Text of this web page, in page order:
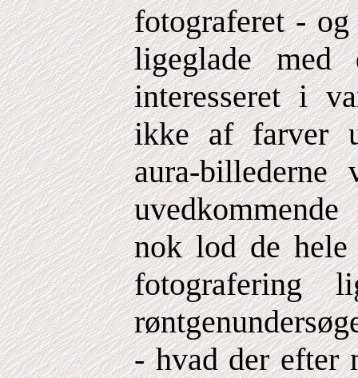
fotograferet -
ligeglade
interesseret i
ikke af farver
aura-
nok lod de hele
fotografering
- hvad der efter